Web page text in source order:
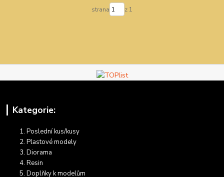
strana z 1
Kategorie:
Poslední kus/kusy
Plastové modely
Diorama
Resin
Doplňky k modelům